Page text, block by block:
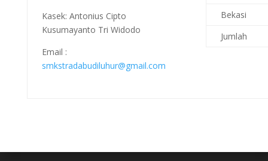
Kasek: Antonius Cipto
Kusumayanto Tri Widodo
Email :
smkstradabudiluhur@gmail.com
Bekasi
Jumlah